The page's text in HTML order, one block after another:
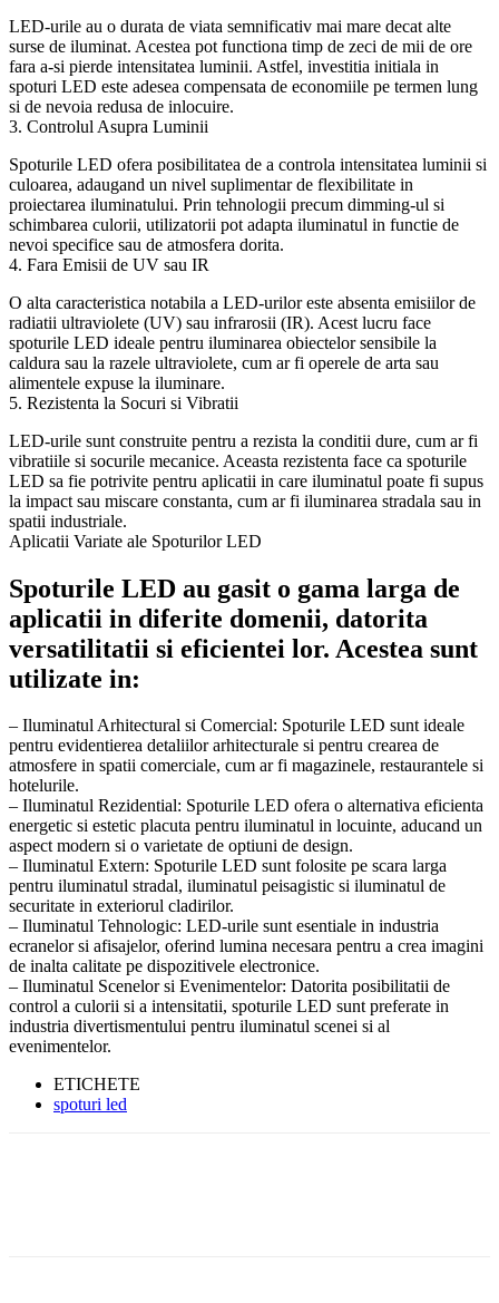
LED-urile au o durata de viata semnificativ mai mare decat alte
surse de iluminat. Acestea pot functiona timp de zeci de mii de ore
fara a-si pierde intensitatea luminii. Astfel, investitia initiala in
spoturi LED este adesea compensata de economiile pe termen lung
si de nevoia redusa de inlocuire.
3. Controlul Asupra Luminii
Spoturile LED ofera posibilitatea de a controla intensitatea luminii si
culoarea, adaugand un nivel suplimentar de flexibilitate in
proiectarea iluminatului. Prin tehnologii precum dimming-ul si
schimbarea culorii, utilizatorii pot adapta iluminatul in functie de
nevoi specifice sau de atmosfera dorita.
4. Fara Emisii de UV sau IR
O alta caracteristica notabila a LED-urilor este absenta emisiilor de
radiatii ultraviolete (UV) sau infrarosii (IR). Acest lucru face
spoturile LED ideale pentru iluminarea obiectelor sensibile la
caldura sau la razele ultraviolete, cum ar fi operele de arta sau
alimentele expuse la iluminare.
5. Rezistenta la Socuri si Vibratii
LED-urile sunt construite pentru a rezista la conditii dure, cum ar fi
vibratiile si socurile mecanice. Aceasta rezistenta face ca spoturile
LED sa fie potrivite pentru aplicatii in care iluminatul poate fi supus
la impact sau miscare constanta, cum ar fi iluminarea stradala sau in
spatii industriale.
Aplicatii Variate ale Spoturilor LED
Spoturile LED au gasit o gama larga de
aplicatii in diferite domenii, datorita
versatilitatii si eficientei lor. Acestea sunt
utilizate in:
– Iluminatul Arhitectural si Comercial: Spoturile LED sunt ideale
pentru evidentierea detaliilor arhitecturale si pentru crearea de
atmosfere in spatii comerciale, cum ar fi magazinele, restaurantele si
hotelurile.
– Iluminatul Rezidential: Spoturile LED ofera o alternativa eficienta
energetic si estetic placuta pentru iluminatul in locuinte, aducand un
aspect modern si o varietate de optiuni de design.
– Iluminatul Extern: Spoturile LED sunt folosite pe scara larga
pentru iluminatul stradal, iluminatul peisagistic si iluminatul de
securitate in exteriorul cladirilor.
– Iluminatul Tehnologic: LED-urile sunt esentiale in industria
ecranelor si afisajelor, oferind lumina necesara pentru a crea imagini
de inalta calitate pe dispozitivele electronice.
– Iluminatul Scenelor si Evenimentelor: Datorita posibilitatii de
control a culorii si a intensitatii, spoturile LED sunt preferate in
industria divertismentului pentru iluminatul scenei si al
evenimentelor.
ETICHETE
spoturi led